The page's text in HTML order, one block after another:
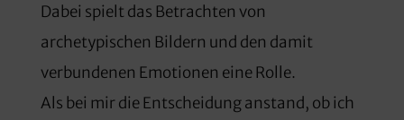
Dabei spielt das Betrachten von
archetypischen Bildern und den damit
verbundenen Emotionen eine Rolle.
Als bei mir die Entscheidung anstand, ob ich